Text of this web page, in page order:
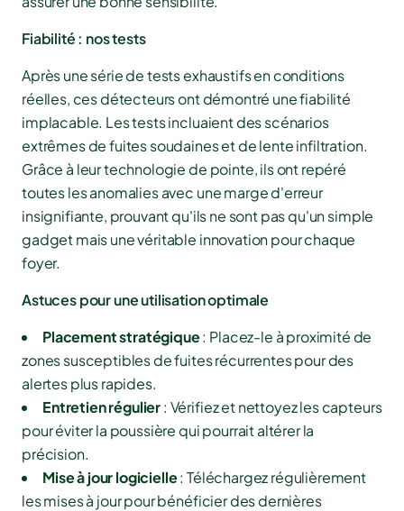
Fiabilité : nos tests
Après une série de tests exhaustifs en conditions
réelles, ces détecteurs ont démontré une fiabilité
implacable. Les tests incluaient des scénarios
extrêmes de fuites soudaines et de lente infiltration.
Grâce à leur technologie de pointe, ils ont repéré
toutes les anomalies avec une marge d'erreur
insignifiante, prouvant qu'ils ne sont pas qu'un simple
gadget mais une véritable innovation pour chaque
foyer.
Astuces pour une utilisation optimale
Placement stratégique: Placez-le à proximité de
zones susceptibles de fuites récurrentes pour des
alertes plus rapides.
Entretien régulier: Vérifiez et nettoyez les capteurs
pour éviter la poussière qui pourrait altérer la
précision.
Mise à jour logicielle: Téléchargez régulièrement
les mises à jour pour bénéficier des dernières